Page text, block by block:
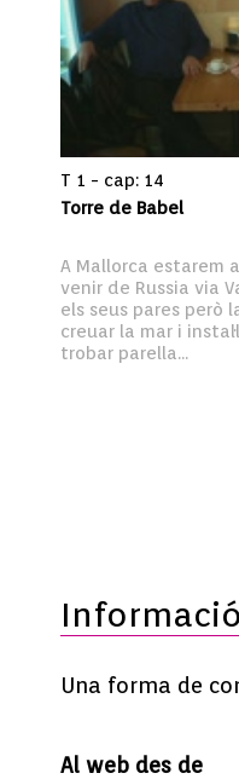
T 1 - cap: 14
Torre de Babel
A Mallorca estarem
venir de Russia via
els seus pares però
creuar la mar i
trobar parella...
Una forma de
Al web des de